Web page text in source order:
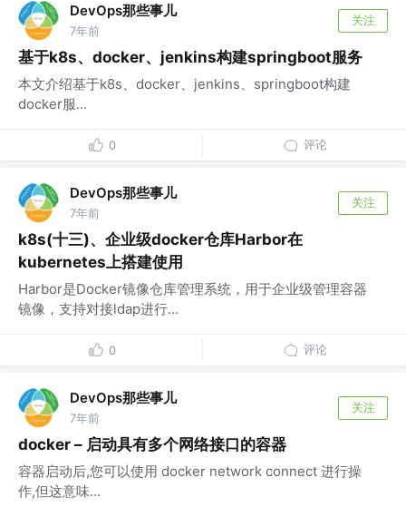
DevOps那些事儿
7年前
关注
基于k8s、docker、jenkins构建springboot服务
本文介绍基于k8s、docker、jenkins、springboot构建
docker服...
0 评论
DevOps那些事儿
7年前
关注
k8s(十三)、企业级docker仓库Harbor在
kubernetes上搭建使用
Harbor是Docker镜像仓库管理系统，用于企业级管理容器
镜像，支持对接ldap进行...
0 评论
DevOps那些事儿
7年前
关注
docker – 启动具有多个网络接口的容器
容器启动后,您可以使用 docker network connect 进行操
作,但这意味...